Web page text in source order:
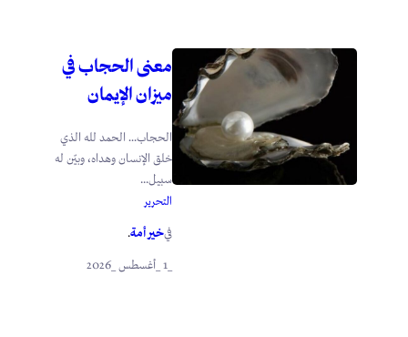
معنى الحجاب في
ميزان الإيمان
الحجاب… الحمد لله الذي
خلق الإنسان وهداه، وبيّن له
سبيل...
التحرير
فيخير أمة.
_1 _أغسطس _2026